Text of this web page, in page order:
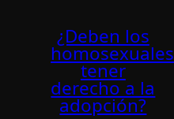
¿Deben los
homosexuales
tener
derecho a la
adopción?